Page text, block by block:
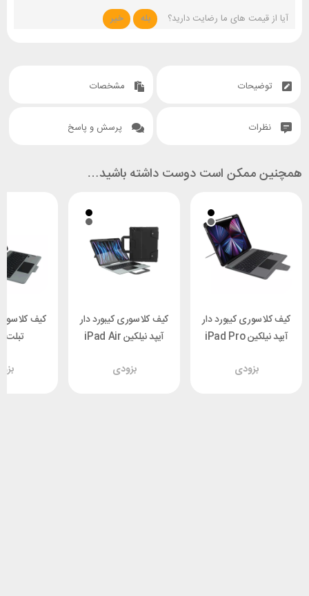
آیا از قیمت های ما رضایت دارید؟
بله خیر
توضیحات مشخصات
نظرات پرسش و پاسخ
همچنین ممکن است دوست داشته باشید…
کیف کلاسوری کیبورد دار
آیپد نیلکین iPad Pro
2020 Nillkin
بزودی
کیف کلاسوری کیبورد دار
آیپد نیلکین iPad Air
2022 Nillkin
بزودی
کیف
تبلت
Nillkin